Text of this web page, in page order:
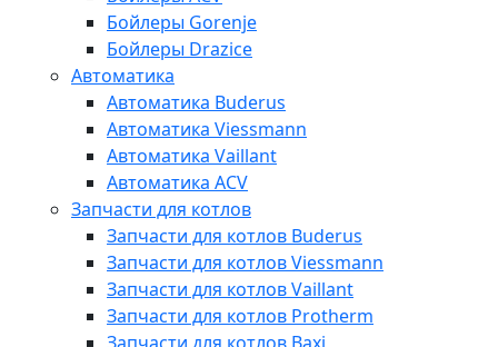
Бойлеры Gorenje
Бойлеры Drazice
Автоматика
Автоматика Buderus
Автоматика Viessmann
Автоматика Vaillant
Автоматика ACV
Запчасти для котлов
Запчасти для котлов Buderus
Запчасти для котлов Viessmann
Запчасти для котлов Vaillant
Запчасти для котлов Protherm